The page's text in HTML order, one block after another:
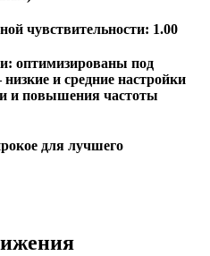
чувствительности: 1.00
оптимизированы под
и средние настройки
и повышения частоты
для лучшего